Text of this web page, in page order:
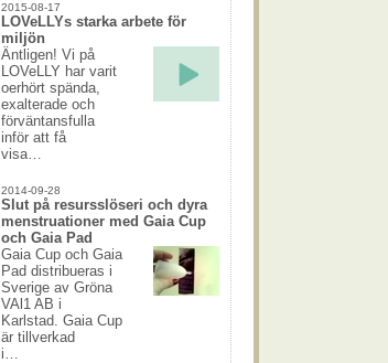
2015-08-17
LOVeLLYs starka arbete för
miljön
Äntligen! Vi på
LOVeLLY har varit
oerhört spända,
exalterade och
förväntansfulla
inför att få
visa…
2014-09-28
Slut på resursslöseri och dyra
menstruationer med Gaia Cup
och Gaia Pad
Gaia Cup och Gaia
Pad distribueras i
Sverige av Gröna
VAl1 AB i
Karlstad. Gaia Cup
är tillverkad
i…